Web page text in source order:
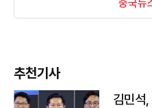
중국뉴
추천기사
김민석